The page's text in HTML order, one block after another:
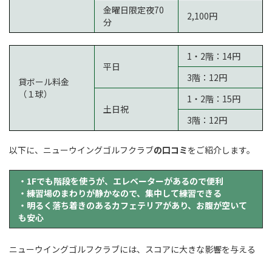
金曜日限定夜70
分
2,100円
貸ボール料金
（１球）
平日
1・2階：14円
3階：12円
土日祝
1・2階：15円
3階：12円
以下に、ニューウイングゴルフクラブの口コミをご紹介します。
・1Fでも階段を使うが、エレベーターがあるので便利
・練習場のまわりが静かなので、集中して練習できる
・明るく落ち着きのあるカフェテリアがあり、お腹が空いて
も安心
ニューウイングゴルフクラブには、スコアに大きな影響を与える